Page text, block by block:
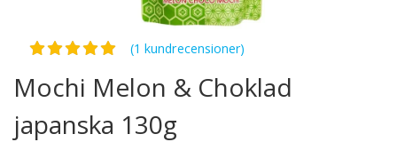
Betygsatt5.00av 5
(1 kundrecensioner)
Mochi Melon & Choklad
japanska 130g